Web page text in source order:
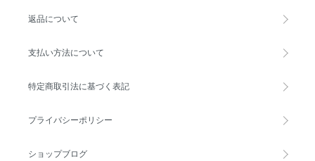
返品について
支払い方法について
特定商取引法に基づく表記
プライバシーポリシー
ショップブログ